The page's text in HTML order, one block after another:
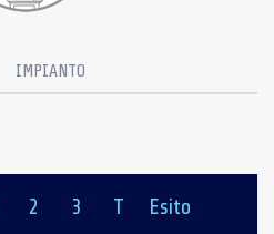
IMPIANTO
2 3 T Esito